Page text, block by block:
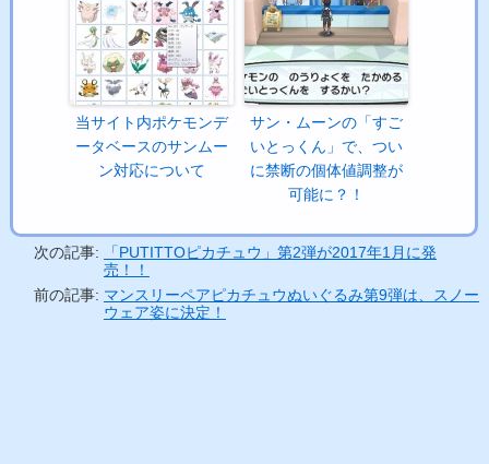
当サイト内ポケモンデ
ータベースのサンムー
ン対応について
サン・ムーンの「すご
いとっくん」で、つい
に禁断の個体値調整が
可能に？！
次の記事:
「PUTITTOピカチュウ」第2弾が2017年1月に発
売！！
前の記事: マンスリーペアピカチュウぬいぐるみ第9弾は、スノー
ウェア姿に決定！